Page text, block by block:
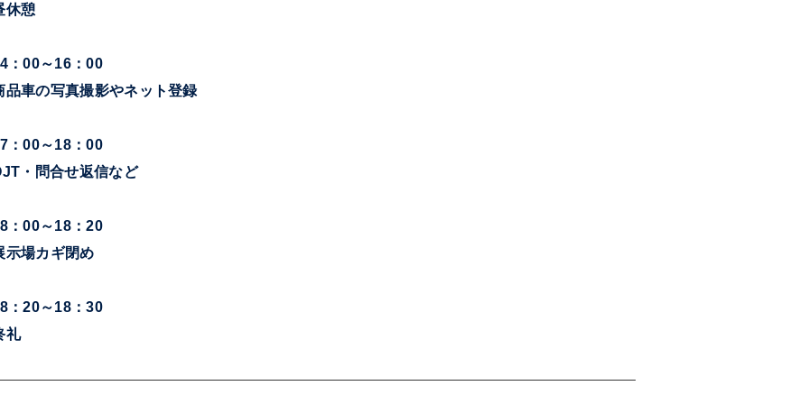
休憩
：00～16：00
品車の写真撮影やネット登録
：00～18：00
・問合せ返信など
：00～18：20
示場カギ閉め
：20～18：30
礼